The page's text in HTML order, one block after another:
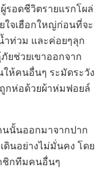
รอดชีวิตรายแรกโผล่
จเฮือกใหญ่ก่อนที่จะ
ำท่วม และค่อยๆลุก
ยช่วยเขาออกจาก
ให้คนอื่นๆ ระมัดระวัง
ถูกห่อด้วยผ้าห่มฟอยล์
นั้นออกมาจากปาก
ดินอย่างไม่มั่นคง โดย
ชิกทีมคนอื่นๆ